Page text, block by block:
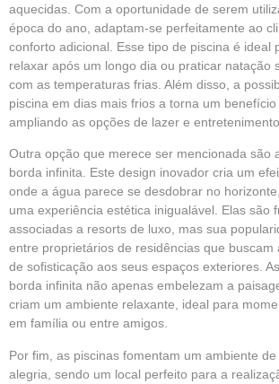
aquecidas. Com a oportunidade de serem
época do ano, adaptam-se perfeitamente ao
conforto adicional. Esse tipo de piscina é ideal
relaxar após um longo dia ou praticar natação
com as temperaturas frias. Além disso, a
piscina em dias mais frios a torna um benefício
ampliando as opções de lazer e entretenimento.
Outra opção que merece ser mencionada são
borda infinita. Este design inovador cria um
onde a água parece se desdobrar no
uma experiência estética inigualável. Elas são
associadas a resorts de luxo, mas sua
entre proprietários de residências que buscam
de sofisticação aos seus espaços exteriores.
borda infinita não apenas embelezam a
criam um ambiente relaxante, ideal para
em família ou entre amigos.
Por fim, as piscinas fomentam um ambiente
alegria, sendo um local perfeito para a